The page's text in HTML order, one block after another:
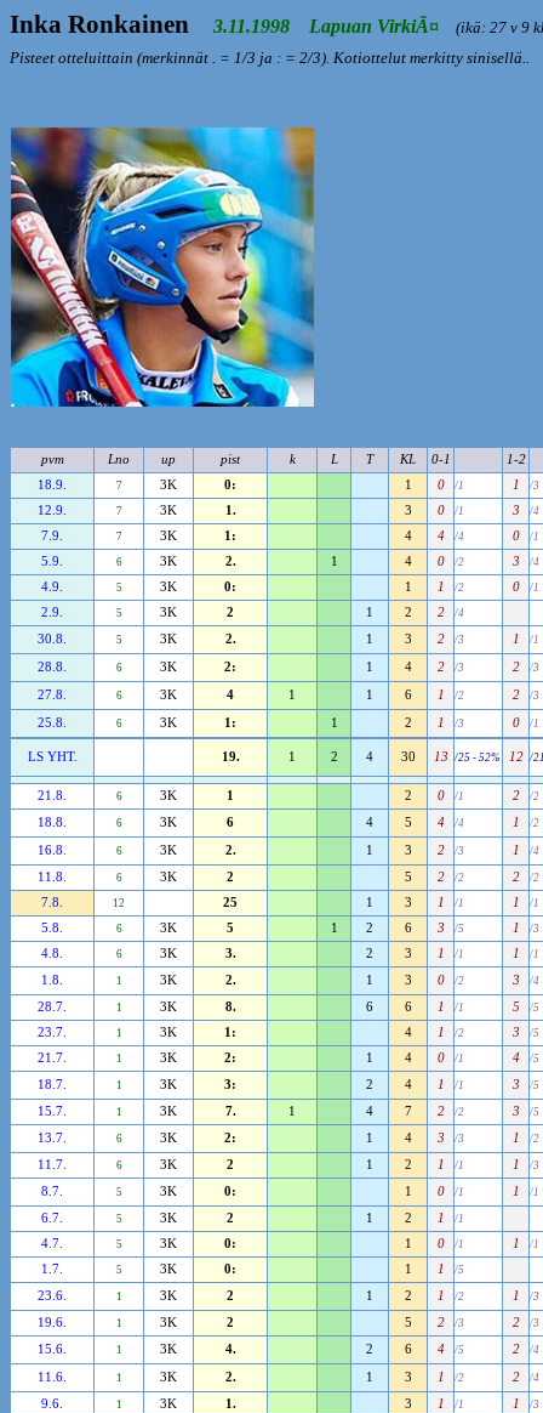
Inka Ronkainen 3.11.1998 Lapuan VirkiÃ¤
(ikä: 27 v 9
Pisteet otteluittain (merkinnät . = 1/3 ja : = 2/3). Kotiottelut merkitty sinisellä..
pvm Lno up pist k L T KL 0-1
1-2
18.9.
7 3K 0: 1 0 /1 1 /3
12.9. 7 3K 1. 3 0 /1 3 /4
7.9. 7 3K 1: 4 4 /4 0 /1
5.9. 6 3K 2. 1 4 0 /2 3 /4
4.9. 5 3K 0: 1 1 /2 0 /1
2.9. 5 3K 2 1 2 2 /4
30.8. 5 3K 2. 1 3 2 /3 1 /1
28.8. 6 3K 2: 1 4 2 /3 2 /3
27.8. 6 3K 4 1 1 6 1 /2 2 /3
25.8. 6 3K 1: 1 2 1 /3 0 /1
LS YHT. 19. 1 2 4 30 13 /25 - 52% 12 /
21.8. 6 3K 1 2 0 /1 2 /2
18.8. 6 3K 6 4 5 4 /4 1 /2
16.8. 6 3K 2. 1 3 2 /3 1 /4
11.8. 6 3K 2 5 2 /2 2 /2
7.8. 12 25 1 3 1 /1 1 /1
5.8. 6 3K 5 1 2 6 3 /5 1 /3
4.8. 6 3K 3. 2 3 1 /1 1 /1
1.8. 1 3K 2. 1 3 0 /2 3 /4
28.7. 1 3K 8. 6 6 1 /1 5 /5
23.7. 1 3K 1: 4 1 /2 3 /5
21.7. 1 3K 2: 1 4 0 /1 4 /5
18.7. 1 3K 3: 2 4 1 /1 3 /5
15.7. 1 3K 7. 1 4 7 2 /2 3 /5
13.7. 6 3K 2: 1 4 3 /3 1 /2
11.7. 6 3K 2 1 2 1 /1 1 /3
8.7. 5 3K 0: 1 0 /1 1 /1
6.7. 5 3K 2 1 2 1 /1
4.7. 5 3K 0: 1 0 /1 1 /1
1.7. 5 3K 0: 1 1 /5
23.6. 1 3K 2 1 2 1 /2 1 /3
19.6. 1 3K 2 5 2 /3 2 /3
15.6. 1 3K 4. 2 6 4 /5 2 /4
11.6. 1 3K 2. 1 3 1 /2 2 /4
9.6. 1 3K 1. 3 1 /1 1 /3